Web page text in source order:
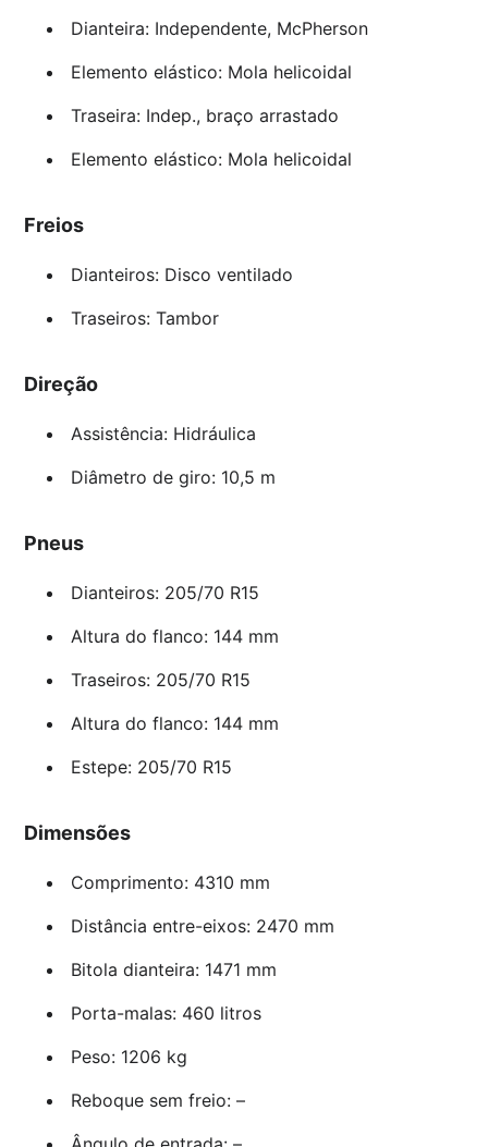
Dianteira: Independente, McPherson
Elemento elástico: Mola helicoidal
Traseira: Indep., braço arrastado
Elemento elástico: Mola helicoidal
Freios
Dianteiros: Disco ventilado
Traseiros: Tambor
Direção
Assistência: Hidráulica
Diâmetro de giro: 10,5 m
Pneus
Dianteiros: 205/70 R15
Altura do flanco: 144 mm
Traseiros: 205/70 R15
Altura do flanco: 144 mm
Estepe: 205/70 R15
Dimensões
Comprimento: 4310 mm
Distância entre-eixos: 2470 mm
Bitola dianteira: 1471 mm
Porta-malas: 460 litros
Peso: 1206 kg
Reboque sem freio: –